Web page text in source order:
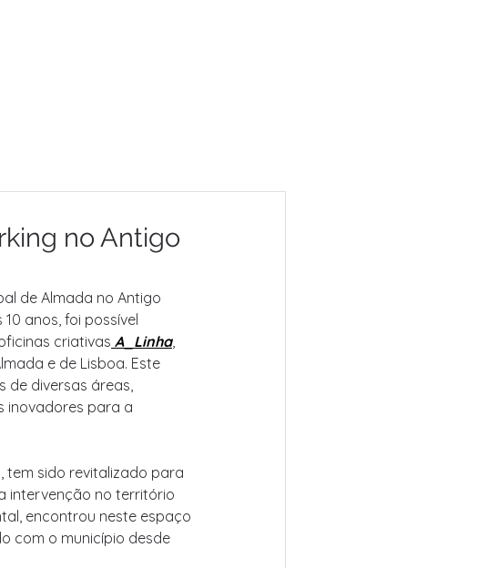
no Antigo
de Almada no Antigo
anos, foi possível
criativas A_Linha,
e de Lisboa. Este
de diversas áreas,
inovadores para a
tem sido revitalizado para
intervenção no território
encontrou neste espaço
com o município desde